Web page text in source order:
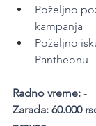
Poželjno
kampanja
Poželjno
Pantheonu
Radno vreme: -
Zarada: 60.000